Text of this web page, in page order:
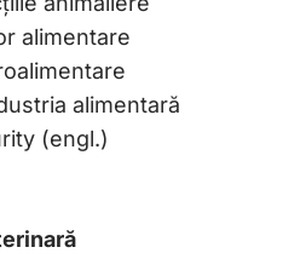
alimentare
alimentară
(engl.)